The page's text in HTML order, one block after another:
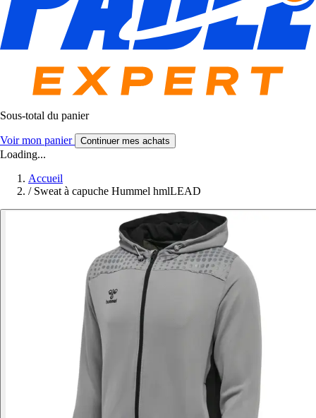
Sous-total du panier
Voir mon panier Continuer mes achats
Loading...
Accueil
/ Sweat à capuche Hummel hmlLEAD